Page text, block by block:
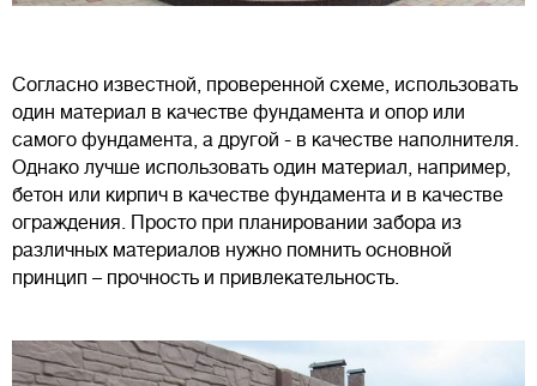
Согласно известной, проверенной схеме, использовать
один материал в качестве фундамента и опор или
самого фундамента, а другой - в качестве наполнителя.
Однако лучше использовать один материал, например,
бетон или кирпич в качестве фундамента и в качестве
ограждения. Просто при планировании забора из
различных материалов нужно помнить основной
принцип – прочность и привлекательность.